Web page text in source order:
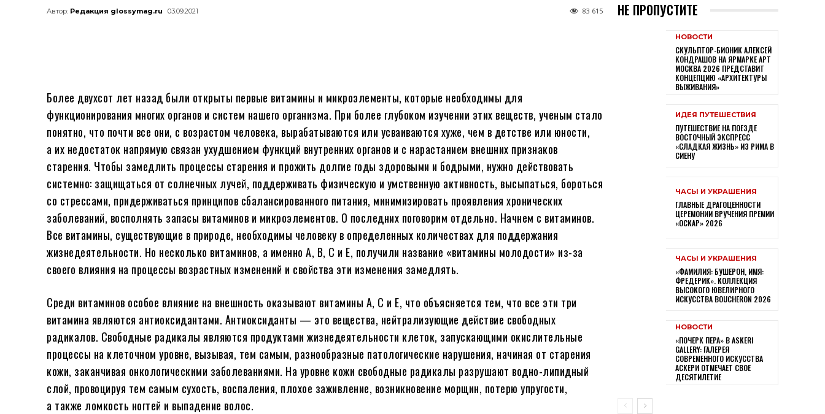
Автор: Редакция glossymag.ru 03.09.2021 83 615
Более двухсот лет назад были открыты первые витамины и микроэлементы, которые необходимы для
функционирования многих органов и систем нашего организма. При более глубоком изучении этих веществ, ученым стало
понятно, что почти все они, с возрастом человека, вырабатываются или усваиваются хуже, чем в детстве или юности,
а их недостаток напрямую связан ухудшением функций внутренних органов и с нарастанием внешних признаков
старения. Чтобы замедлить процессы старения и прожить долгие годы здоровыми и бодрыми, нужно действовать
системно: защищаться от солнечных лучей, поддерживать физическую и умственную активность, высыпаться, бороться
со стрессами, придерживаться принципов сбалансированного питания, минимизировать проявления хронических
заболеваний, восполнять запасы витаминов и микроэлементов. О последних поговорим отдельно. Начнем с витаминов.
Все витамины, существующие в природе, необходимы человеку в определенных количествах для поддержания
жизнедеятельности. Но несколько витаминов, а именно А, B, С и Е, получили название «витамины молодости» из-за
своего влияния на процессы возрастных изменений и свойства эти изменения замедлять.
Среди витаминов особое влияние на внешность оказывают витамины А, С и Е, что объясняется тем, что все эти три
витамина являются антиоксидантами. Антиоксиданты — это вещества, нейтрализующие действие свободных
радикалов. Свободные радикалы являются продуктами жизнедеятельности клеток, запускающими окислительные
процессы на клеточном уровне, вызывая, тем самым, разнообразные патологические нарушения, начиная от старения
кожи, заканчивая онкологическими заболеваниями. На уровне кожи свободные радикалы разрушают водно-липидный
слой, провоцируя тем самым сухость, воспаления, плохое заживление, возникновение морщин, потерю упругости,
а также ломкость ногтей и выпадение волос.
НЕ ПРОПУСТИТЕ
НОВОСТИ
СКУЛЬПТОР-БИОНИК АЛЕКСЕЙ
КОНДРАШОВ НА ЯРМАРКЕ АРТ
МОСКВА 2026 ПРЕДСТАВИТ
КОНЦЕПЦИЮ «АРХИТЕКТУРЫ
ВЫЖИВАНИЯ»
ИДЕЯ ПУТЕШЕСТВИЯ
ПУТЕШЕСТВИЕ НА ПОЕЗДЕ
ВОСТОЧНЫЙ ЭКСПРЕСС
«СЛАДКАЯ ЖИЗНЬ» ИЗ РИМА В
СИЕНУ
ЧАСЫ И УКРАШЕНИЯ
ГЛАВНЫЕ ДРАГОЦЕННОСТИ
ЦЕРЕМОНИИ ВРУЧЕНИЯ ПРЕМИИ
«ОСКАР» 2026
ЧАСЫ И УКРАШЕНИЯ
«ФАМИЛИЯ: БУШЕРОН, ИМЯ:
ФРЕДЕРИК». КОЛЛЕКЦИЯ
ВЫСОКОГО ЮВЕЛИРНОГО
ИСКУССТВА BOUCHERON 2026
НОВОСТИ
«ПОЧЕРК ПЕРА» В ASKERI
GALLERY: ГАЛЕРЕЯ
СОВРЕМЕННОГО ИСКУССТВА
АСКЕРИ ОТМЕЧАЕТ СВОЕ
ДЕСЯТИЛЕТИЕ